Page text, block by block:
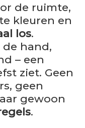
de ruimte,
kleuren en
los.
hand,
– een
ziet. Geen
geen
gewoon
.